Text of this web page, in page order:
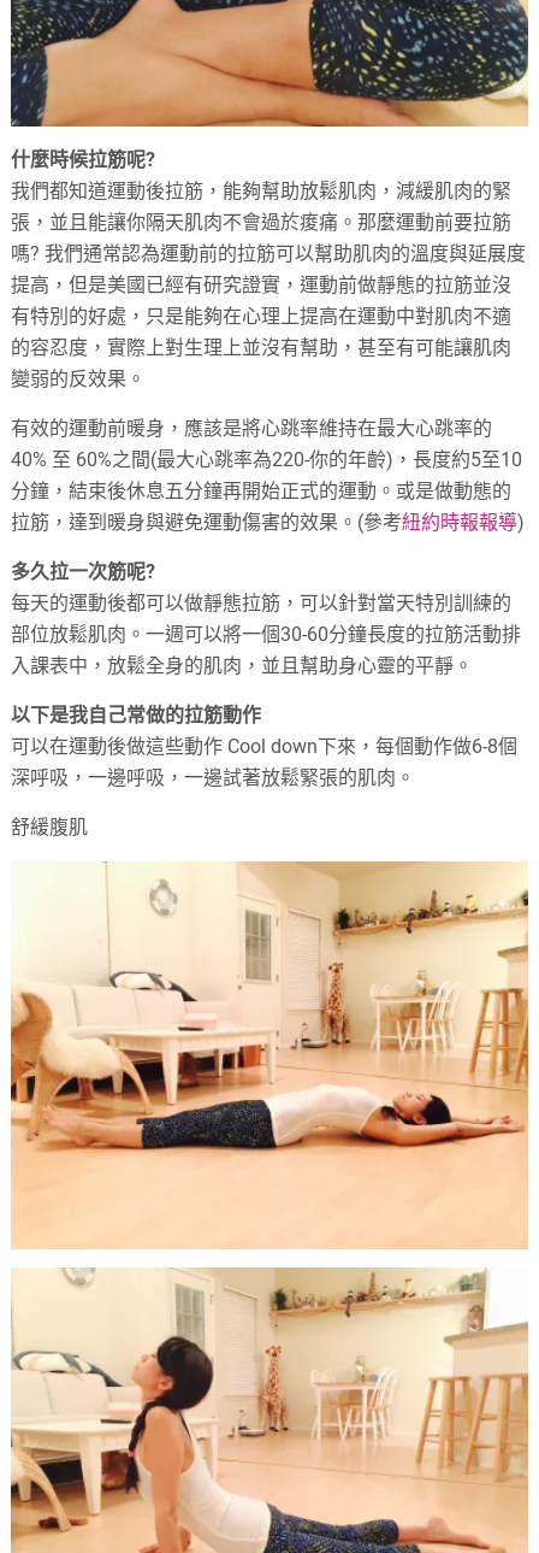
什麼時候拉筋呢?
我們都知道運動後拉筋，能夠幫助放鬆肌肉，減緩肌肉的緊
張，並且能讓你隔天肌肉不會過於痠痛。那麼運動前要拉筋
嗎? 我們通常認為運動前的拉筋可以幫助肌肉的溫度與延展度
提高，但是美國已經有研究證實，運動前做靜態的拉筋並沒
有特別的好處，只是能夠在心理上提高在運動中對肌肉不適
的容忍度，實際上對生理上並沒有幫助，甚至有可能讓肌肉
變弱的反效果。
有效的運動前暖身，應該是將心跳率維持在最大心跳率的
40% 至 60%之間(最大心跳率為220-你的年齡)，長度約5至10
分鐘，結束後休息五分鐘再開始正式的運動。或是做動態的
拉筋，達到暖身與避免運動傷害的效果。(參考紐約時報報導)
多久拉一次筋呢?
每天的運動後都可以做靜態拉筋，可以針對當天特別訓練的
部位放鬆肌肉。一週可以將一個30-60分鐘長度的拉筋活動排
入課表中，放鬆全身的肌肉，並且幫助身心靈的平靜。
以下是我自己常做的拉筋動作
可以在運動後做這些動作 Cool down下來，每個動作做6-8個
深呼吸，一邊呼吸，一邊試著放鬆緊張的肌肉。
舒緩腹肌